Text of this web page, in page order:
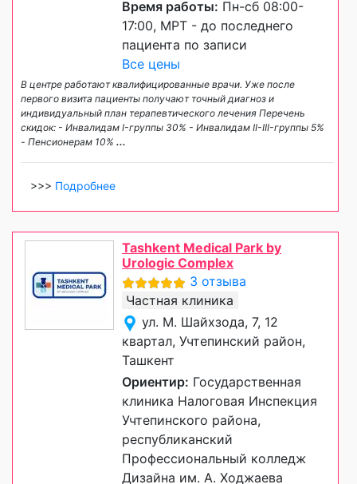
Время работы: Пн-сб 08:00-
17:00, МРТ - до последнего
пациента по записи
Все цены
В центре работают квалифицированные врачи. Уже после
первого визита пациенты получают точный диагноз и
индивидуальный план терапевтического лечения Перечень
скидок: - Инвалидам I-группы 30% - Инвалидам II-III-группы 5%
- Пенсионерам 10% ...
>>> Подробнее
Tashkent Medical Park by
Urologic Complex
3 отзыва
Частная клиника
ул. М. Шайхзода, 7, 12
квартал, Учтепинский район,
Ташкент
Ориентир: Государственная
клиника Налоговая Инспекция
Учтепинского района,
республиканский
Профессиональный колледж
Дизайна им. А. Ходжаева